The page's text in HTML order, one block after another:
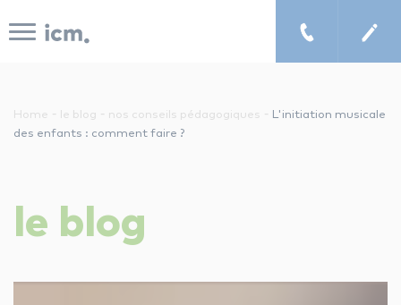
cours de musique à domicile
Home - le blog - nos conseils pédagogiques - L'initiation musicale
des enfants : comment faire ?
le blog